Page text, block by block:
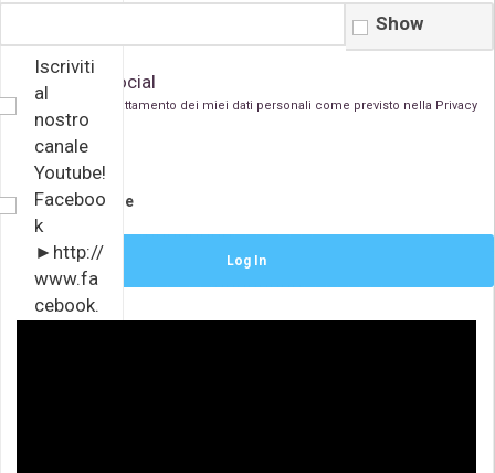
10
Iscriviti
al
nostro
canale
Youtube!
Faceboo
k
►http://
www.fa
cebook.
Show
Accedi con i Social
Acconsento al trattamento dei miei dati personali come previsto nella Privacy
Remember Me